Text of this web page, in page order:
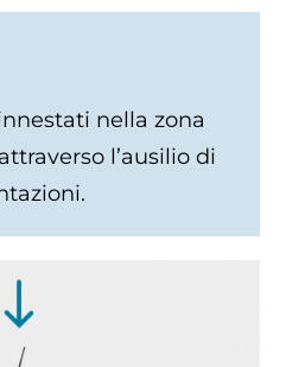
nella zona
l’ausilio di